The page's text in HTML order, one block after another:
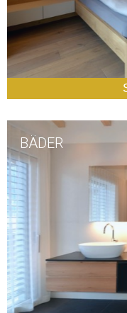
BÄDER